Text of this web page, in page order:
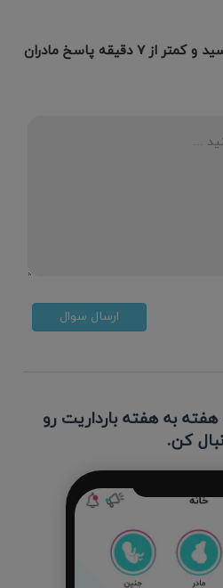
همین الان سوال خود را بپرسید و کمتر از ۷ دقیقه پاسخ مادران
ارسال سوال
هفته به هفته بارداریت رو
کن.